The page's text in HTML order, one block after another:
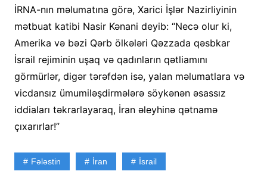
İRNA-nın məlumatına görə, Xarici İşlər Nazirliyinin
mətbuat katibi Nasir Kənani deyib: “Necə olur ki,
Amerika və bəzi Qərb ölkələri Qəzzada qəsbkar
İsrail rejiminin uşaq və qadınların qətliamını
görmürlər, digər tərəfdən isə, yalan məlumatlara və
vicdansız ümumiləşdirmələrə söykənən əsassız
iddiaları təkrarlayaraq, İran əleyhinə qətnamə
çıxarırlar!”
Fələstin İran İsrail